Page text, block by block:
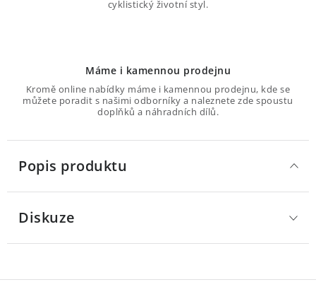
cyklistický životní styl.
Máme i kamennou prodejnu
Kromě online nabídky máme i kamennou prodejnu, kde se
můžete poradit s našimi odborníky a naleznete zde spoustu
doplňků a náhradních dílů.
Popis produktu
Diskuze